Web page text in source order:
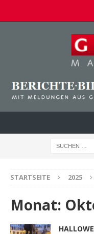
STARTSEITE 2025
Monat: